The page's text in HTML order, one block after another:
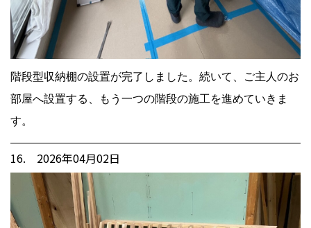
階段型収納棚の設置が完了しました。続いて、ご主人のお
部屋へ設置する、もう一つの階段の施工を進めていきま
す。
16. 2026年04月02日